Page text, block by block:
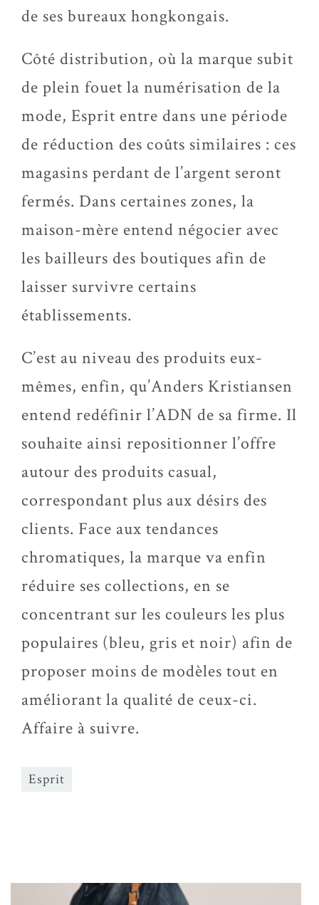
de ses bureaux hongkongais.
Côté distribution, où la marque subit
de plein fouet la numérisation de la
mode, Esprit entre dans une période
de réduction des coûts similaires : ces
magasins perdant de l’argent seront
fermés. Dans certaines zones, la
maison-mère entend négocier avec
les bailleurs des boutiques afin de
laisser survivre certains
établissements.
C’est au niveau des produits eux-
mêmes, enfin, qu’Anders Kristiansen
entend redéfinir l’ADN de sa firme. Il
souhaite ainsi repositionner l’offre
autour des produits casual,
correspondant plus aux désirs des
clients. Face aux tendances
chromatiques, la marque va enfin
réduire ses collections, en se
concentrant sur les couleurs les plus
populaires (bleu, gris et noir) afin de
proposer moins de modèles tout en
améliorant la qualité de ceux-ci.
Affaire à suivre.
Esprit